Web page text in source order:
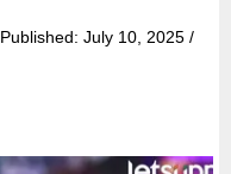
Published: July 10, 2025 /